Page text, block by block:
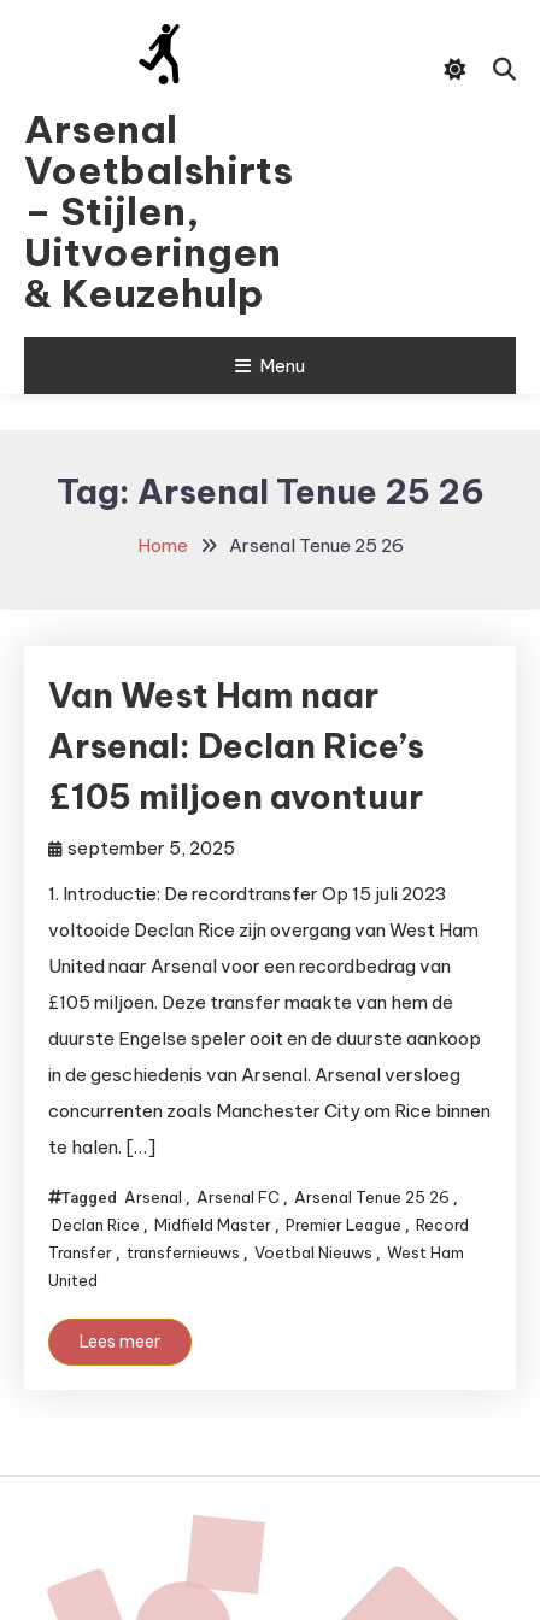
Arsenal
Voetbalshirts
– Stijlen,
Uitvoeringen
& Keuzehulp
Menu
Tag: Arsenal Tenue 25 26
Home Arsenal Tenue 25 26
Van West Ham naar
Arsenal: Declan Rice’s
£105 miljoen avontuur
september 5, 2025
1. Introductie: De recordtransfer Op 15 juli 2023
voltooide Declan Rice zijn overgang van West Ham
United naar Arsenal voor een recordbedrag van
£105 miljoen. Deze transfer maakte van hem de
duurste Engelse speler ooit en de duurste aankoop
in de geschiedenis van Arsenal. Arsenal versloeg
concurrenten zoals Manchester City om Rice binnen
te halen. […]
Tagged Arsenal , Arsenal FC , Arsenal Tenue 25 26 ,
Declan Rice , Midfield Master , Premier League , Record
Transfer , transfernieuws , Voetbal Nieuws , West Ham
United
Lees meer